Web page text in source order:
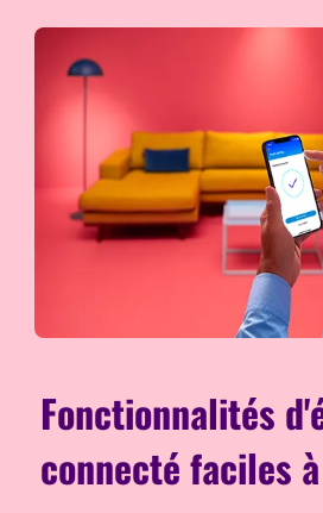
Fonctionnalités
connecté faciles